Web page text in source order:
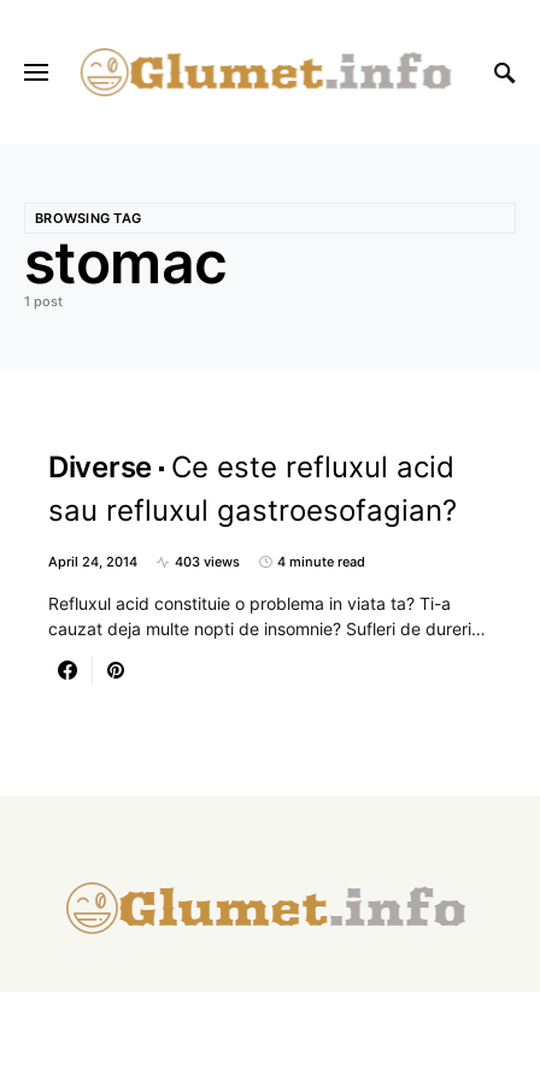
BROWSING TAG
stomac
1 post
Diverse Ce este refluxul acid
sau refluxul gastroesofagian?
April 24, 2014 403 views 4 minute read
Refluxul acid constituie o problema in viata ta? Ti-a
cauzat deja multe nopti de insomnie? Sufleri de dureri…